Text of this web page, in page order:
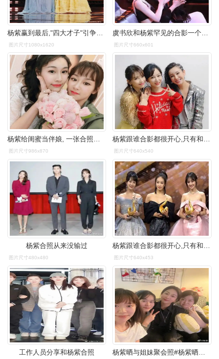
图片尺寸1080x1620 图片尺寸660x601
杨紫给闺蜜当伴娘, 一张合照将她隐藏的腰围给显示出来了!
图片尺寸986x870
杨紫跟谁合影都很开心,只有和她们合照"冷漠脸",却反被心疼!
图片尺寸640x540
杨紫合照从来没输过
图片尺寸480x480 图片尺寸640x453
工作人员分享和杨紫合照